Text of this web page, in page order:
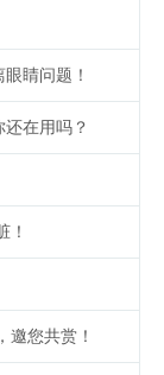
睛问题！
在用吗？
！
您共赏！